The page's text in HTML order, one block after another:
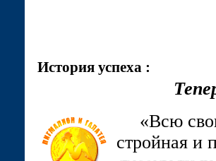
История успеха :
«Всю
стройная и